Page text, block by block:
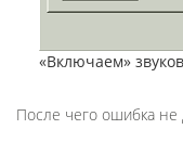
«Включаем»
После чего ошибка не